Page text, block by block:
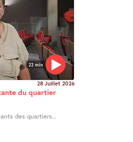
22 min
28 Juillet 2026
du quartier
des quartiers...